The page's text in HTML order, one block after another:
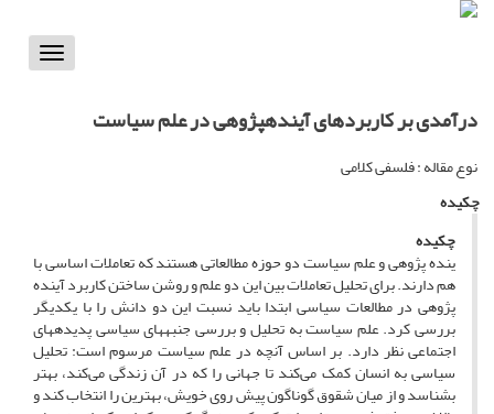
Toggle
درآمدی بر کاربردهای آینده‏پژوهی در علم سیاست
نوع مقاله : فلسفی کلامی
چکیده
چکیده
ینده پژوهی و علم سیاست دو حوزه مطالعاتی هستند که تعاملات اساسی با
هم دارند. برای تحلیل تعاملات بین این دو علم و روشن ساختن کاربرد آینده
پژوهی در مطالعات سیاسی ابتدا باید نسبت این دو دانش را با یکدیگر
بررسی کرد. علم سیاست به تحلیل و بررسی جنبه‎های سیاسی پدیده‎های
اجتماعی نظر دارد. بر اساس آنچه در علم سیاست مرسوم است: تحلیل
سیاسی به انسان کمک می‌کند تا جهانی را که در آن زندگی می‌کند، بهتر
بشناسد و از میان شقوق گوناگون پیش روی خویش، بهترین را انتخاب کند و